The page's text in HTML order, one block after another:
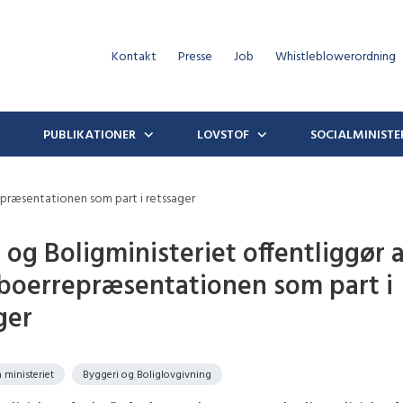
Kontakt Presse Job Whistleblowerordning
PUBLIKATIONER LOVSTOF
som part i retssager
og Boligministeriet offentliggør
som part i
ministeriet Byggeri og Boliglovgivning